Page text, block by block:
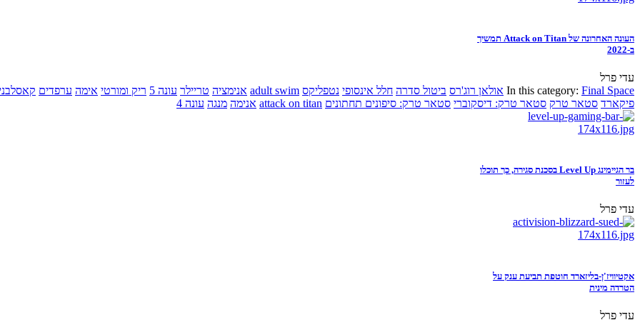
העונה האחרונה של Attack on Titan תמשיך
ב-2022
עדי פרל
In this category: Final Space אולאן רוג'רס ביטול סדרה חלל אינסופי נטפליקס adult swim אנימציה טריילר עונה 5 ריק ומורטי אימה ערפדים
פיקארד סטאר טרק סטאר טרק: דיסקוברי סטאר טרק: סיפונים תחתונים attack on titan אנימה מנגה עונה 4
בר הגיימינג Level Up בסכנת סגירה, כך תוכלו
לעזור
עדי פרל
אקטיוויז'ן-בליזארד חוטפת תביעת ענק על
הטרדה מינית
עדי פרל